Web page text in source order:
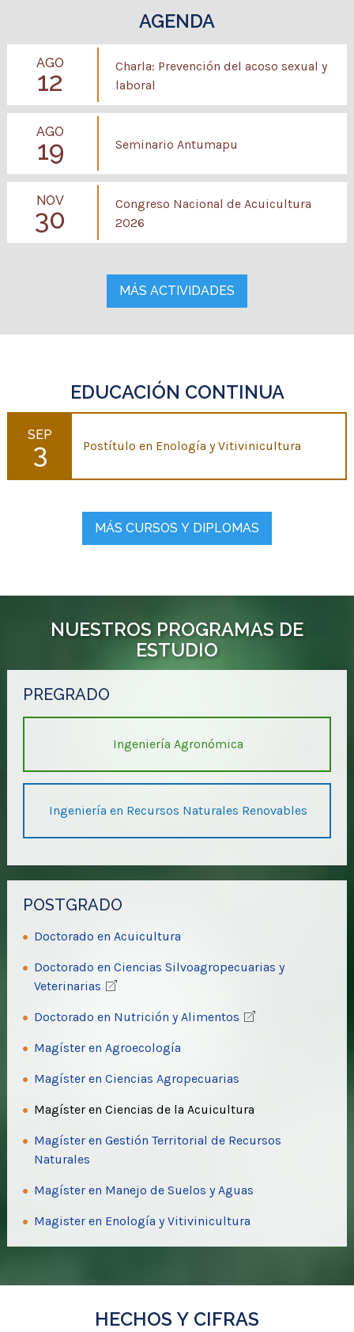
AGENDA
AGO
12
Charla: Prevención del acoso sexual y
laboral
AGO
19 Seminario Antumapu
NOV
30
Congreso Nacional de Acuicultura
2026
MÁS ACTIVIDADES
EDUCACIÓN CONTINUA
3
SEP
Postítulo en Enología y Vitivinicultura
MÁS CURSOS Y DIPLOMAS
NUESTROS PROGRAMAS DE
ESTUDIO
PREGRADO
Ingeniería Agronómica
Ingeniería en Recursos Naturales Renovables
POSTGRADO
Doctorado en Acuicultura
Doctorado en Ciencias Silvoagropecuarias y
Veterinarias
​Doctorado en Nutrición y Alimentos
Magíster en Agroecología
Magíster en Ciencias Agropecuarias
Magíster en Ciencias de la Acuicultura
Magíster en Gestión Territorial de Recursos
Naturales
Magíster en Manejo de Suelos y Aguas
Magister en Enología y Vitivinicultura
HECHOS Y CIFRAS